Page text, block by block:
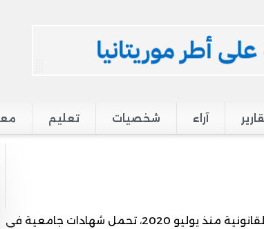
آراء شخصيات تعليم
قاضية، وخبيرة قانونية، ومستشارة في وزراة الإسكان للشؤون القانونية منذ يوليو 2020، تحمل شهادات جامعية في